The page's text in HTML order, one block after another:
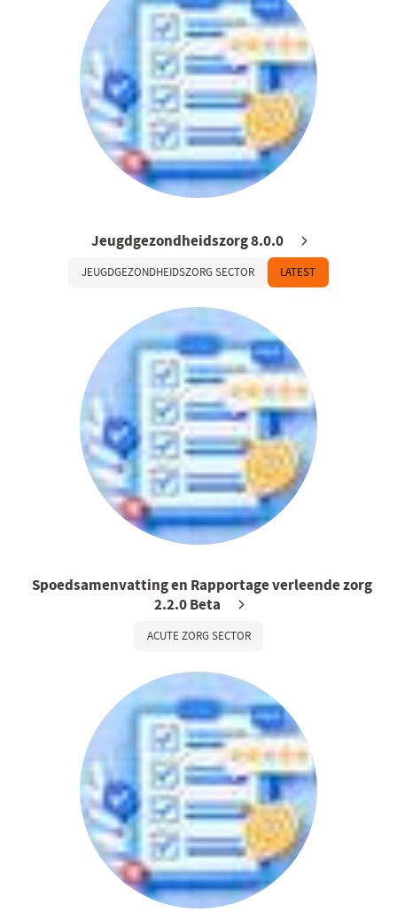
Jeugdgezondheidszorg 8.0.0
JEUGDGEZONDHEIDSZORG SECTOR LATEST
Spoedsamenvatting en Rapportage verleende zorg
2.2.0 Beta
ACUTE ZORG SECTOR